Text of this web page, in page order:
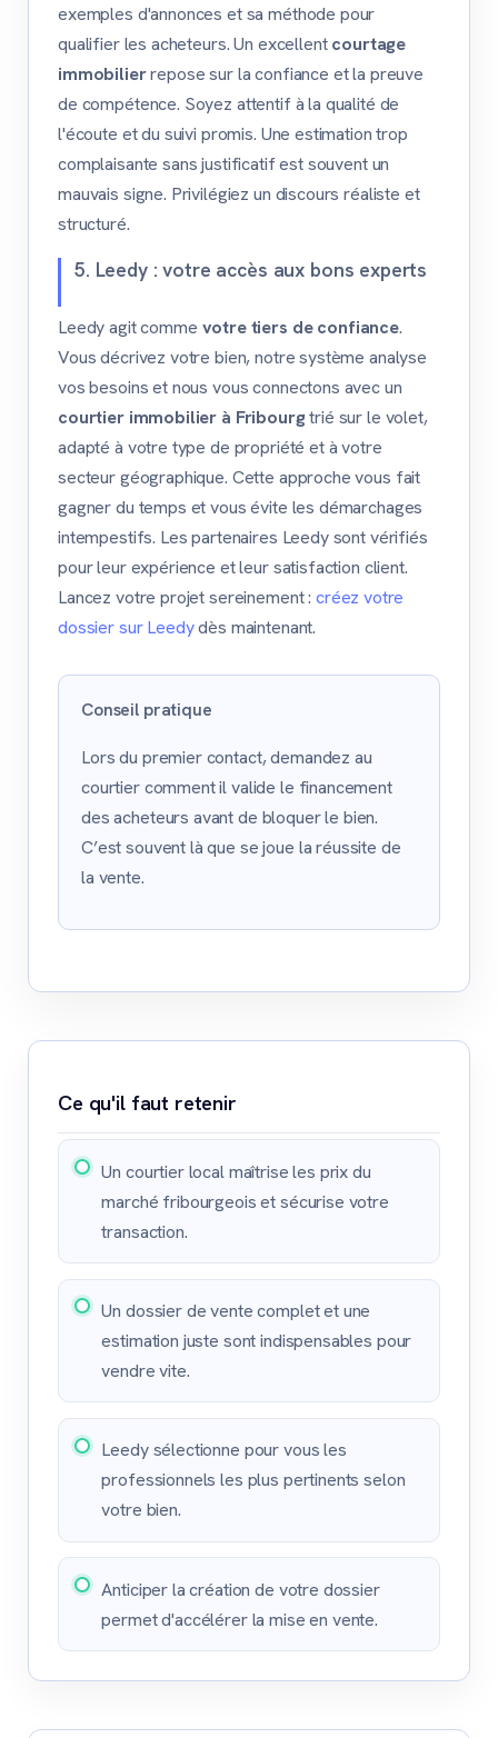
exemples d'annonces et sa méthode pour
qualifier les acheteurs. Un excellentcourtage
immobilierrepose sur la confiance et la preuve
de compétence. Soyez attentif à la qualité de
l'écoute et du suivi promis. Une estimation trop
complaisante sans justificatif est souvent un
mauvais signe. Privilégiez un discours réaliste et
structuré.
5. Leedy : votre accès aux bons experts
Leedy agit comme votre tiers de confiance.
Vous décrivez votre bien, notre système analyse
vos besoins et nous vous connectons avec un
courtier immobilier à Fribourgtrié sur le volet,
adapté à votre type de propriété et à votre
secteur géographique. Cette approche vous fait
gagner du temps et vous évite les démarchages
intempestifs. Les partenaires Leedy sont vérifiés
pour leur expérience et leur satisfaction client.
Lancez votre projet sereinement : créez votre
dossier sur Leedydès maintenant.
Conseil pratique
Lors du premier contact, demandez au
courtier comment il valide le financement
des acheteurs avant de bloquer le bien.
C’est souvent là que se joue la réussite de
la vente.
Ce qu'il faut retenir
Un courtier local maîtrise les prix du
marché fribourgeois et sécurise votre
transaction.
Un dossier de vente complet et une
estimation juste sont indispensables pour
vendre vite.
Leedy sélectionne pour vous les
professionnels les plus pertinents selon
votre bien.
Anticiper la création de votre dossier
permet d'accélérer la mise en vente.